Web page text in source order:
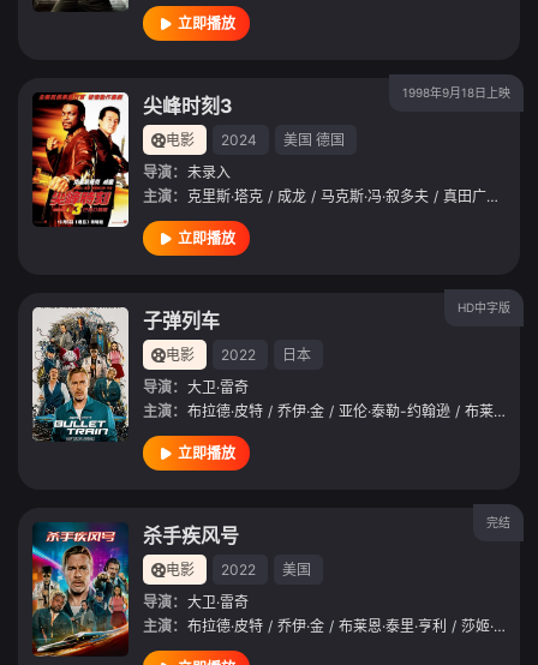
立即播放
1998年9月18日上映
尖峰时刻3
电影 2024 美国 德国
导演： 未录入
主演： 克里斯·塔克 / 成龙 / 马克斯·冯·叙多夫 / 真田广之
立即播放
HD中字版
子弹列车
电影 2022
日本
导演： 大卫·雷奇
主演： 布拉德·皮特 / 乔伊·金 / 亚伦·泰勒-约翰逊 / 布莱恩·泰里·亨利
立即播放
完结
杀手疾风号
电影 2022
美国
导演： 大卫·雷奇
主演： 布拉德·皮特 / 乔伊·金 / 布莱恩·泰里·亨利 / 莎姬·贝兹